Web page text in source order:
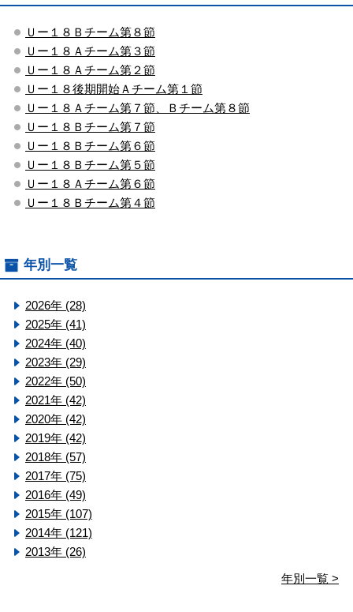
Ｕー１８Ｂチーム第８節
Ｕー１８Ａチーム第３節
Ｕー１８Ａチーム第２節
Ｕー１８後期開始Ａチーム第１節
Ｕー１８Ａチーム第７節、Ｂチーム第８節
Ｕー１８Ｂチーム第７節
Ｕー１８Ｂチーム第６節
Ｕー１８Ｂチーム第５節
Ｕー１８Ａチーム第６節
Ｕー１８Ｂチーム第４節
年別一覧
2026年 (28)
2025年 (41)
2024年 (40)
2023年 (29)
2022年 (50)
2021年 (42)
2020年 (42)
2019年 (42)
2018年 (57)
2017年 (75)
2016年 (49)
2015年 (107)
2014年 (121)
2013年 (26)
年別一覧 >